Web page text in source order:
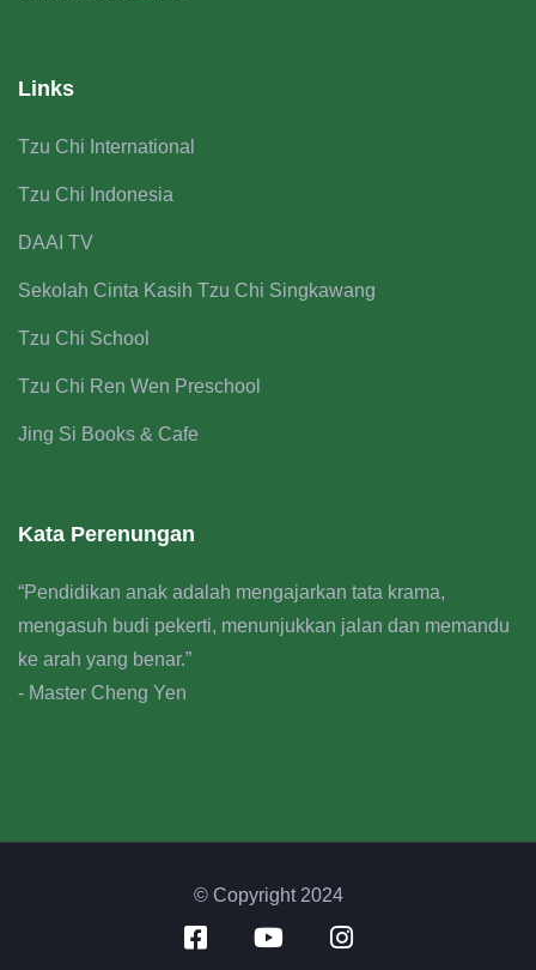
Links
Tzu Chi International
Tzu Chi Indonesia
DAAI TV
Sekolah Cinta Kasih Tzu Chi Singkawang
Tzu Chi School
Tzu Chi Ren Wen Preschool
Jing Si Books & Cafe
Kata Perenungan
“Pendidikan anak adalah mengajarkan tata krama,
mengasuh budi pekerti, menunjukkan jalan dan memandu
ke arah yang benar.”
- Master Cheng Yen
© Copyright 2024